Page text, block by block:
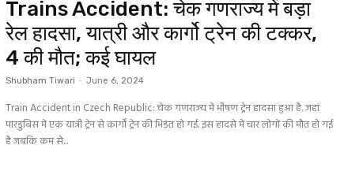
Trains Accident: चेक गणराज्य में बड़ा
रेल हादसा, यात्री और कार्गो ट्रेन की टक्कर,
4 की मौत; कई घायल
Shubham Tiwari - June 6, 2024
Train Accident in Czech Republic: चेक गणराज्य में भीषण ट्रेन हादसा हुआ है. जहां
पारडुबिस में एक यात्री ट्रेन से कार्गों ट्रेन की भिड़ंत हो गई. इस हादसे में चार लोगों की मौत हो गई
है जबकि कम से...